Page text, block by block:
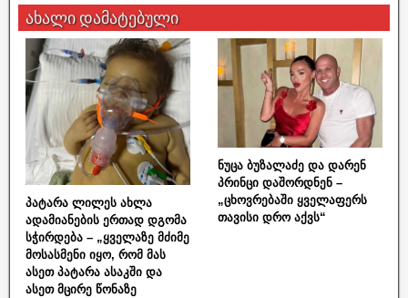
ახალი დამატებული
პატარა ლილეს ახლა
ადამიანების ერთად დგომა
სჭირდება – „ყველაზე მძიმე
მოსასმენი იყო, რომ მას
ასეთ პატარა ასაკში და
ასეთ მცირე წონაზე
ნუცა ბუზალაძე და დარენ
პრინცი დაშორდნენ –
„ცხოვრებაში ყველაფერს
თავისი დრო აქვს“